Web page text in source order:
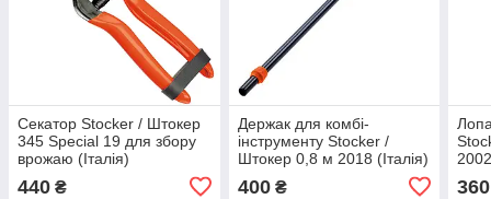
Секатор Stocker / Штокер
345 Special 19 для збору
врожаю (Італія)
440 ₴
Держак для комбі-
інструменту Stocker /
Штокер 0,8 м 2018 (Італія)
400₴ 360